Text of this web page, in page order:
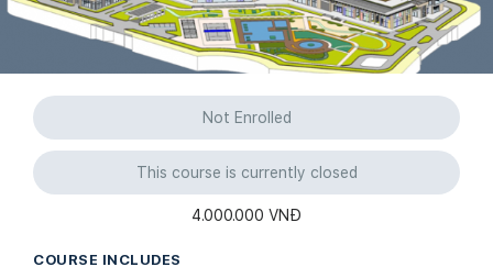
Not Enrolled
This course is currently closed
4.000.000 VNĐ
COURSE INCLUDES